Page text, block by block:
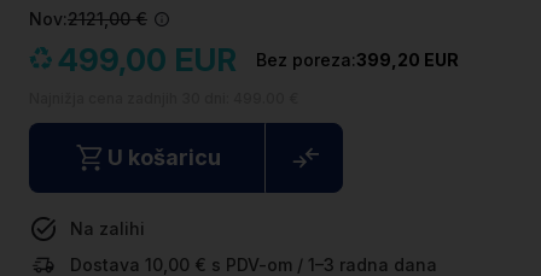
Nov:2121,00 €
499,00 EUR 399,20 EUR
U košaricu
Na zalihi
Dostava 10,00 € s PDV-om / 1–3 radna dana